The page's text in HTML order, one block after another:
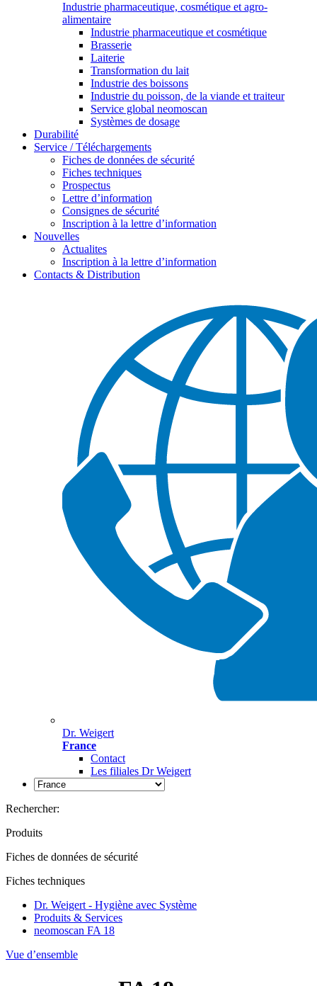
Industrie pharmaceutique, cosmétique et agro-
alimentaire
Industrie pharmaceutique et cosmétique
Brasserie
Laiterie
Transformation du lait
Industrie des boissons
Industrie du poisson, de la viande et traiteur
Service global neomoscan
Systèmes de dosage
Durabilité
Service / Téléchargements
Fiches de données de sécurité
Fiches techniques
Prospectus
Lettre d’information
Consignes de sécurité
Inscription à la lettre d’information
Nouvelles
Actualites
Inscription à la lettre d’information
Contacts & Distribution
Dr. Weigert
France
Contact
Les filiales Dr Weigert
Rechercher:
Produits
Fiches de données de sécurité
Fiches techniques
Dr. Weigert - Hygiène avec Système
Produits & Services
neomoscan FA 18
Vue d’ensemble